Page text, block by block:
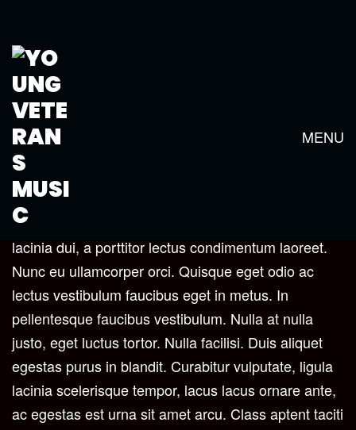
MENU
Mauris iaculis porttitor posuere. Praesent id metus
massa, ut blandit odio.
at risus et justo dignissim congue.
lacinia dui, a porttitor lectus condimentum laoreet.
Nunc eu ullamcorper orci. Quisque eget odio ac
lectus vestibulum faucibus eget in metus. In
pellentesque faucibus vestibulum. Nulla at nulla
justo, eget luctus tortor. Nulla facilisi. Duis aliquet
egestas purus in blandit. Curabitur vulputate, ligula
lacinia scelerisque tempor, lacus lacus ornare ante,
ac egestas est urna sit amet arcu. Class aptent taciti